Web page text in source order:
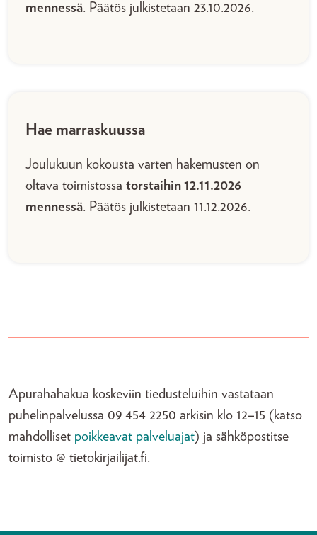
mennessä. Päätös julkistetaan 23.10.2026.
Hae marraskuussa
Joulukuun kokousta varten hakemusten on
oltava toimistossa torstaihin 12.11.2026
mennessä. Päätös julkistetaan 11.12.2026.
Apurahahakua koskeviin tiedusteluihin vastataan
puhelinpalvelussa 09 454 2250 arkisin klo 12–15 (katso
mahdolliset poikkeavat palveluajat) ja sähköpostitse
toimisto @ tietokirjailijat.fi.